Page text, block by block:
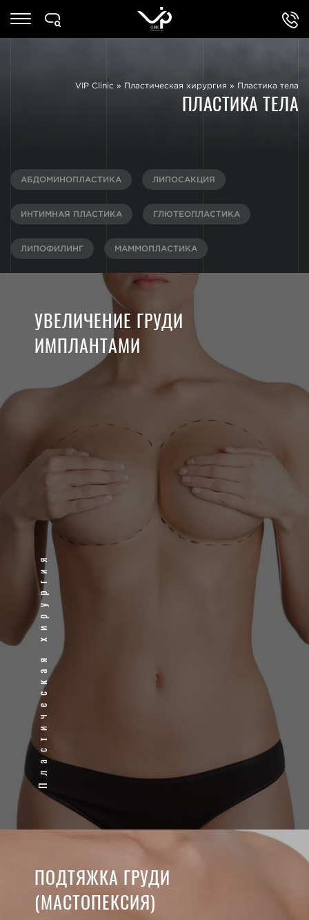
VIP Clinic » Пластическая хирургия » Пластика тела
ПЛАСТИКА ТЕЛА
АБДОМИНОПЛАСТИКА ЛИПОСАКЦИЯ
ИНТИМНАЯ ПЛАСТИКА ГЛЮТЕОПЛАСТИКА
ЛИПОФИЛИНГ МАММОПЛАСТИКА
УВЕЛИЧЕНИЕ ГРУДИ
ИМПЛАНТАМИ
Пластическая хирургия
ПОДТЯЖКА ГРУДИ
(МАСТОПЕКСИЯ)